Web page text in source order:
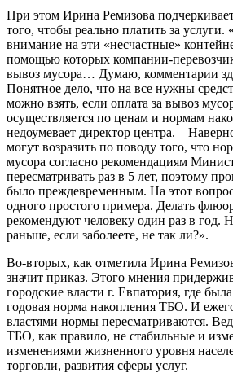
При этом Ирина Ремизова
того, чтобы реально платить за
внимание на эти «несчастные»
помощью которых компании-
вывоз мусора… Думаю, комментарии
Понятное дело, что на все нужны
можно взять, если оплата за вывоз
осуществляется по ценам и нормам
недоумевает директор центра. –
могут возразить по поводу того, что
мусора согласно рекомендациям
пересматривать раз в 5 лет, поэтому
было преждевременным. На этот
одного простого примера. Делать
рекомендуют человеку один раз в год.
раньше, если заболеете, не так ли?».
Во-вторых, как отметила Ирина
значит приказ. Этого мнения
городские власти г. Евпатория, где
годовая норма накопления ТБО. И
властями нормы пересматриваются.
ТБО, как правило, не стабильные и
изменениями жизненного уровня
торговли, развития сферы услуг.